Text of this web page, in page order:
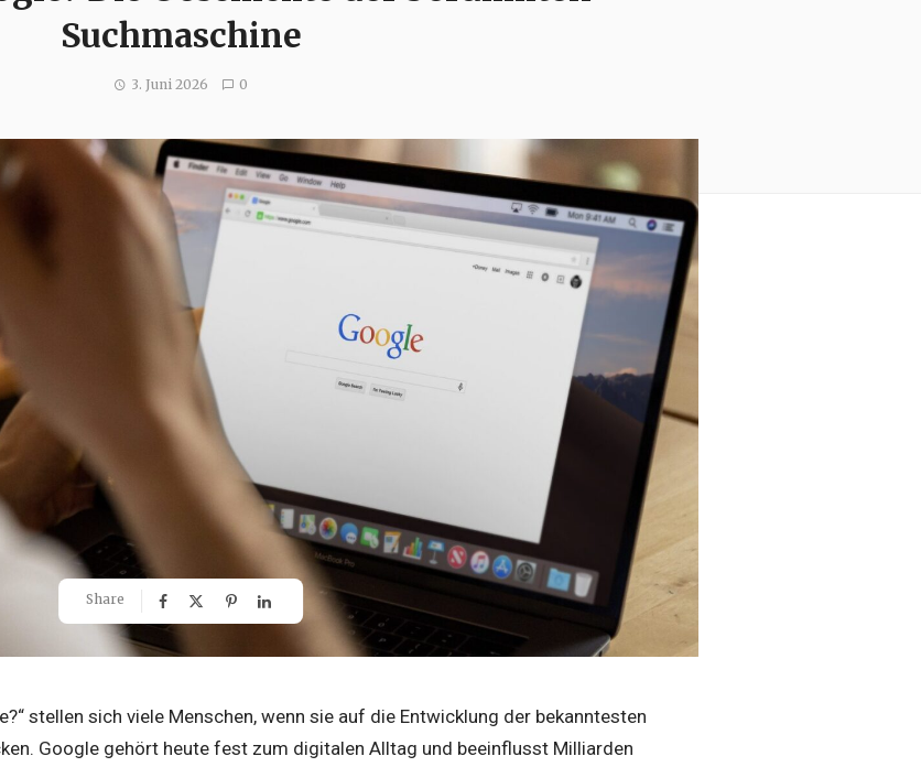
Suchmaschine
3. Juni 2026 0
Share
stellen sich viele Menschen, wenn sie auf die Entwicklung der bekanntesten
Google gehört heute fest zum digitalen Alltag und beeinflusst Milliarden